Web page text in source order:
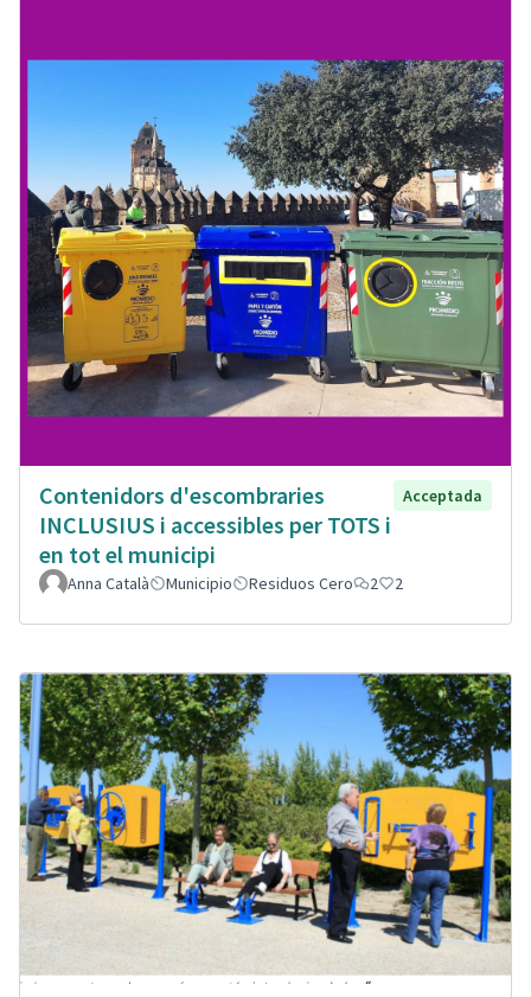
Contenidors d'escombraries
INCLUSIUS i accessibles per TOTS i
en tot el municipi
Acceptada
Anna Català Municipio Residuos Cero 2 2